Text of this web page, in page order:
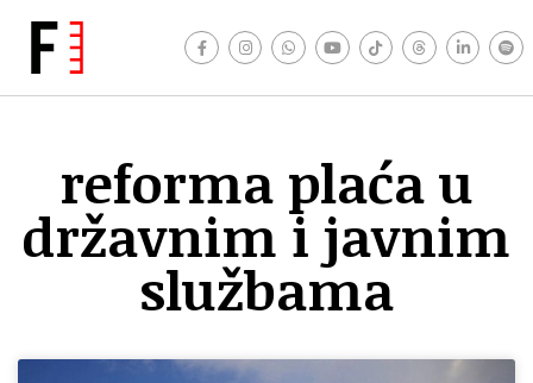
reforma plaća u
državnim i javnim
službama